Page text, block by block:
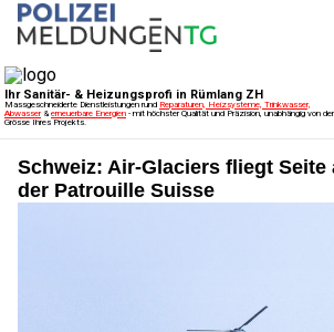
Schweiz: Air-Glaciers fliegt Seite
der Patrouille Suisse